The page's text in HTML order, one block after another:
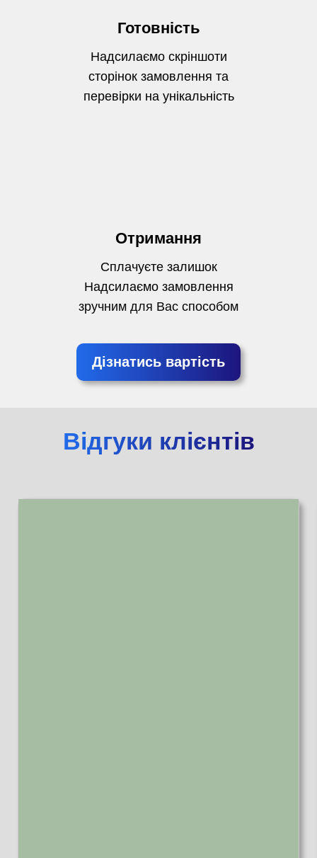
Готовність
Надсилаємо скріншоти
сторінок замовлення та
перевірки на унікальність
Отримання
Сплачуєте залишок
Надсилаємо замовлення
зручним для Вас способом
Дізнатись вартість
Відгуки клієнтів